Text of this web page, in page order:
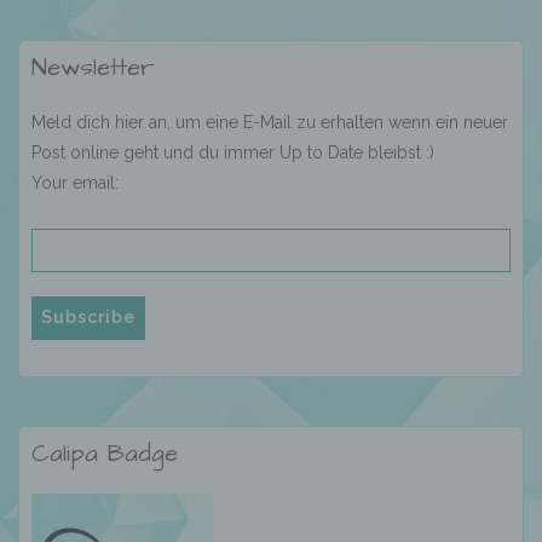
Newsletter
Meld dich hier an, um eine E-Mail zu erhalten wenn ein neuer
Post online geht und du immer Up to Date bleibst :)
Your email:
Calipa Badge
Server dem konkreten Internetbrowser zugeordnet
werden können, in dem das Cookie gespeichert
Internetseiten und Servern, den individuellen
Browser der betroffenen Person von anderen
Internetbrowsern, die andere Cookies enthalten,
zu unterscheiden. Ein bestimmter Internetbrowser
dieser Internetseite nutzerfreundlichere Services
und Angebote auf unserer Internetseite im Sinne
des Benutzers optimiert werden. Cookies
ermöglichen uns, wie bereits erwähnt, die
Benutzer unserer Internetseite wiederzuerkennen.